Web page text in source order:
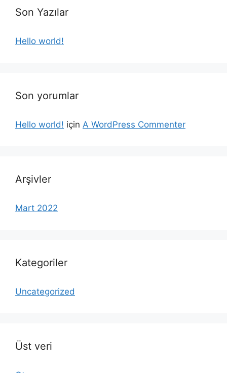
Son Yazılar
Hello world!
Son yorumlar
Hello world! için A WordPress Commenter
Arşivler
Mart 2022
Kategoriler
Uncategorized
Üst veri